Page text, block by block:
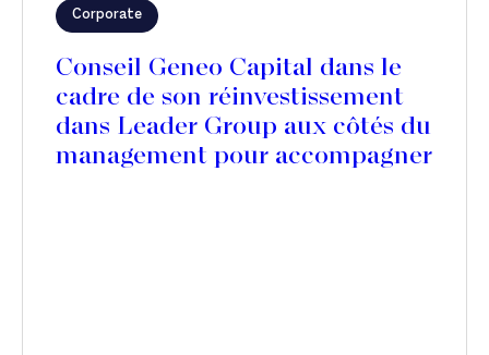
Corporate
Conseil Geneo Capital dans le
cadre de son réinvestissement
dans Leader Group aux côtés du
management pour accompagner